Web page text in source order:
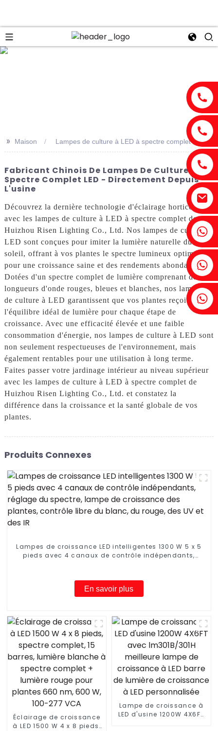
Fenia : +86 18607525299
Lierre : +86 18607522355
Tobin : +86 18818667168
>> Maison Lampes de culture à LED à spectre complet
Fabricant Chinois De Lampes De Culture À
Spectre Complet LED - Directement Depuis
L'usine
Découvrez la dernière technologie d'éclairage horticole
avec les lampes de culture à LED à spectre complet de
Huizhou Risen Lighting Co., Ltd. Nos lampes de culture à
LED sont conçues pour imiter la lumière naturelle du
soleil, offrant à vos plantes le spectre lumineux optimal
pour une croissance saine et des rendements abondants.
Dotées d'un spectre complet de lumière comprenant des
longueurs d'onde rouges, bleues et blanches, nos lampes
de culture à LED garantissent que vos plantes reçoivent
l'équilibre idéal de lumière pour chaque étape de
croissance. Avec une efficacité élevée et une faible
consommation d'énergie, nos lampes de culture à LED sont
non seulement respectueuses de l'environnement, mais
également rentables pour une utilisation à long terme.
Faites passer votre jardinage intérieur au niveau supérieur
avec les lampes de culture à LED à spectre complet de
Huizhou Risen Lighting Co., Ltd. et constatez la
différence dans la croissance et la santé globale de vos
plantes.
Produits Connexes
Lampes de croissance LED intelligentes 1300 W 5 x 5
pieds avec 4 canaux de contrôle indépendants,
des IR
En savoir plus
Éclairage de croissance
à LED 1500 W 4 x 8 pieds,
Lampe de croissance à
LED d'usine 1200W 4X6FT